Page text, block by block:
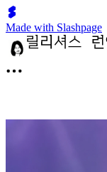
Made with Slashpage